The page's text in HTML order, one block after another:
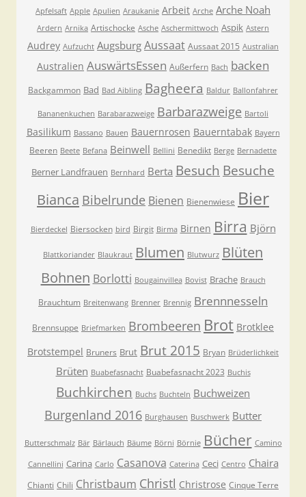
Apfelsaft Apple Apulien Araukanie Arbeit Arche Arche Noah
Ardern Arnika Artischocke Asche Aschermittwoch Aspik Astern
Audrey Aufzucht Augsburg Aussaat Aussaat 2015 Australian
Australien AuswärtsEssen Außerfern Bach backen
Backgammon Bad Bad Aibling Bagheera Baldur Ballonfahrer
Bananenkuchen Barabarazweige Barbarazweige Bartoli
Basilikum Bassano Bauen Bauernrosen Bauerntabak Bayern
Beeren Beete Befana Beinwell Bellini Benedikt Berge Bernadette
Berner Landfrauen Bernhard Berta Besuch Besuche
Bianca Bibelrunde Bienen Bienenwiese Bier
Bierdeckel Biersocken bird Birgit Birma Birnen Birra Björn
Blattkoriander Blaukraut Blumen Blutwurz Blüten
Bohnen Borlotti Bougainvillea Bovist Brache Brauch
Brauchtum Breitenwang Brenner Brennig Brennnesseln
Brennsuppe Briefmarken Brombeeren Brot Brotklee
Brotstempel Bruners Brut Brut 2015 Bryan Brüderlichkeit
Brüten Buabefasnacht Buabefasnacht 2023 Buchis
Buchkirchen Buchs Buchteln Buchweizen
Burgenland 2016 Burghausen Buschwerk Butter
Butterschmalz Bär Bärlauch Bäume Börni Börnie Bücher Camino
Cannellini Carina Carlo Casanova Caterina Ceci Centro Chaira
Chianti Chili Christbaum Christl Christrose Cinque Terre